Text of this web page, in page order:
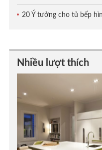
20 Ý tưởng cho tủ bếp
Nhiều lượt thích